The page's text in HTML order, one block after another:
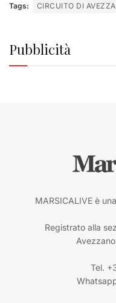
Tags: CIRCUITO DI
Pubblicità
MARSICALIVE è
Registrato alla
Tel.